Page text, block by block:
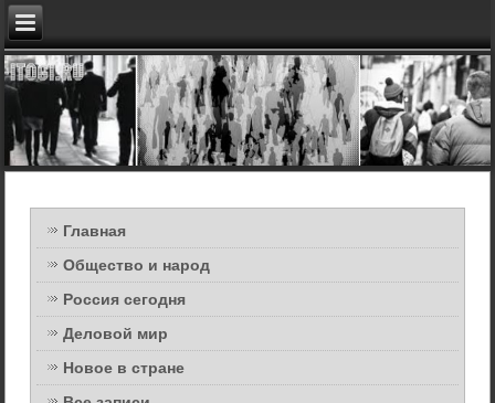
Главная
Общество и народ
Россия сегодня
Деловой мир
Новое в стране